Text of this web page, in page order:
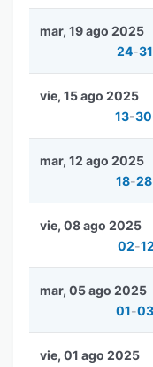
24-31
mar, 19 ago 2025
13-30
vie, 15 ago 2025
18-28
mar, 12 ago 2025
02-12
vie, 08 ago 2025
01-03
mar, 05 ago 2025
vie, 01 ago 2025